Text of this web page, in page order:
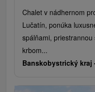
Chalet v nádhernom
Lučatín, ponúka
spálňami,
krbom...
Banskobystrický kraj